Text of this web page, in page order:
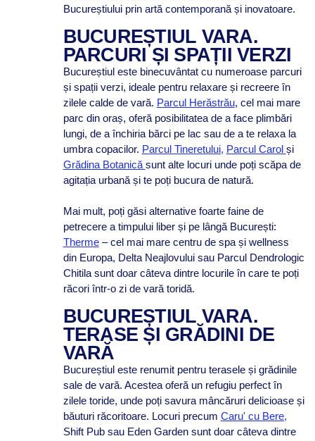
Bucureștiului prin artă contemporană și inovatoare.
BUCUREȘTIUL VARA.
PARCURI ȘI SPAȚII VERZI
Bucureștiul este binecuvântat cu numeroase parcuri
și spații verzi, ideale pentru relaxare și recreere în
zilele calde de vară. Parcul Herăstrău, cel mai mare
parc din oraș, oferă posibilitatea de a face plimbări
lungi, de a închiria bărci pe lac sau de a te relaxa la
umbra copacilor. Parcul Tineretului, Parcul Carol și
Grădina Botanică sunt alte locuri unde poți scăpa de
agitația urbană și te poți bucura de natură.
Mai mult, poți găsi alternative foarte faine de
petrecere a timpului liber și pe lângă București:
Therme– cel mai mare centru de spa și wellness
din Europa, Delta Neajlovului sau Parcul Dendrologic
Chitila sunt doar câteva dintre locurile în care te poți
răcori într-o zi de vară toridă.
BUCUREȘTIUL VARA.
TERASE ȘI GRĂDINI DE
VARĂ
Bucureștiul este renumit pentru terasele și grădinile
sale de vară. Acestea oferă un refugiu perfect în
zilele toride, unde poți savura mâncăruri delicioase și
băuturi răcoritoare. Locuri precum Caru' cu Bere,
Shift Pub sau Eden Garden sunt doar câteva dintre